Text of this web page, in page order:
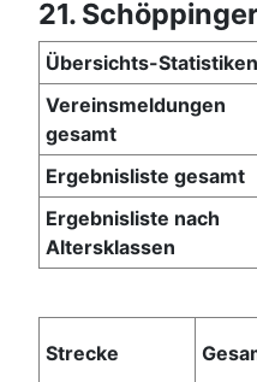
21.
Übersichts-Statistiken
Vereinsmeldungen
gesamt
Ergebnisliste gesamt
Ergebnisliste nach
Altersklassen
Strecke